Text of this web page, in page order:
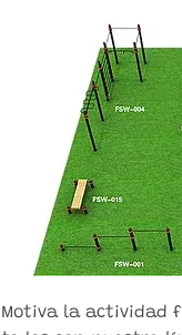
Motiva la actividad